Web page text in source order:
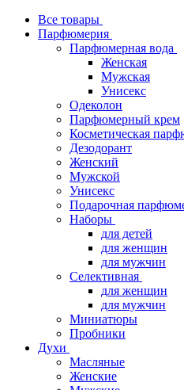
Все товары
Парфюмерия
Парфюмерная вода
Женская
Мужская
Унисекс
Одеколон
Парфюмерный крем
Косметическая
Дезодорант
Женский
Мужской
Унисекс
Подарочная
Наборы
для детей
для женщин
для мужчин
Селективная
для женщин
для мужчин
Миниатюры
Пробники
Духи
Масляные
Женские